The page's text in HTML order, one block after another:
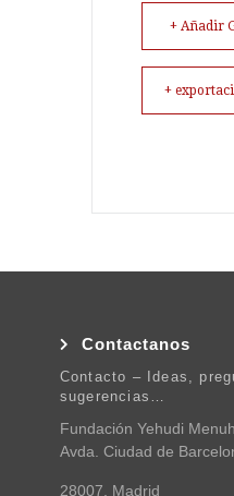
+ Añadir
+
Contactanos
Contacto – Ideas,
sugerencias…
Fundación Yehudi
Avda. Ciudad de
28007, Madrid